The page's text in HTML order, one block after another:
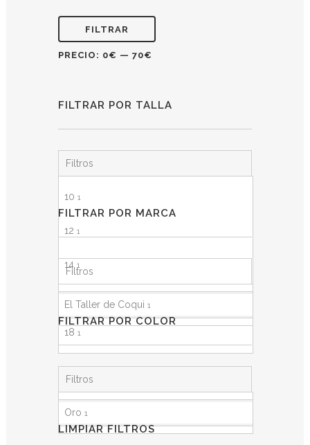
FILTRAR
PRECIO: 0€ — 70€
FILTRAR POR TALLA
Filtros
10 1
12 1
14 1
161
18 1
FILTRAR POR MARCA
Filtros
El Taller de Coqui 1
FILTRAR POR COLOR
Filtros
Oro 1
LIMPIAR FILTROS